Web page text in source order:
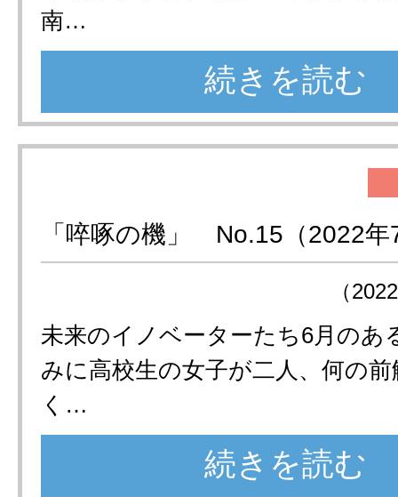
南…
続きを読む
「啐啄の機」 No.15（2022年
（
未来のイノベーターたち6月のあ
みに高校生の女子が二人、何の
く…
続きを読む